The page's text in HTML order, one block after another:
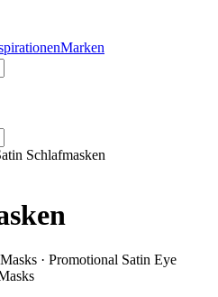
Marken
Schlafmasken
· Promotional Satin Eye